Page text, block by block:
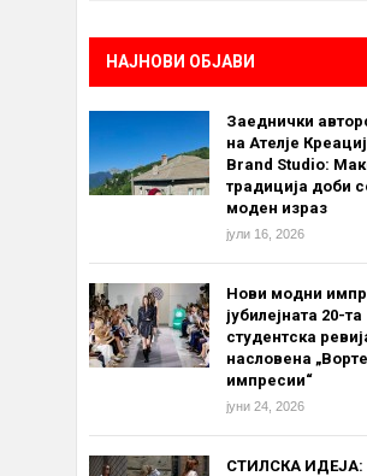
НАЈНОВИ ОБЈАВИ
Заеднички
на Ателје
Brand Studio:
традиција доби
моден израз
јули 16, 2026
Нови модни
јубилејната 20-та
студентска
насловена
импресии“
јуни 24, 2026
СТИЛСКА ИДЕЈА: